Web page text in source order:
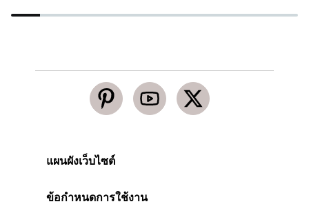
แผนผังเว็บไซต์
ข้อกำหนดการใช้งาน